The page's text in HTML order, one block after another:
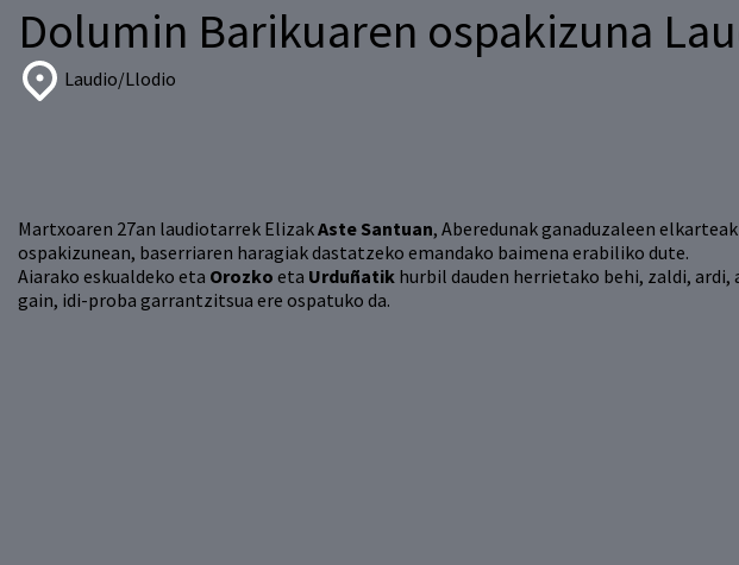
Dolumin Barikuaren ospakizuna
Laudio/Llodio
Martxoaren 27an laudiotarrek ElizakAste Santuan, Aberedunak ganaduzaleen
ospakizunean, baserriaren haragiak dastatzeko emandako baimena erabiliko dute.
Aiarako eskualdeko eta Orozko eta Urduñatik hurbil dauden herrietako behi, zaldi,
gain, idi-proba garrantzitsua ere ospatuko da.